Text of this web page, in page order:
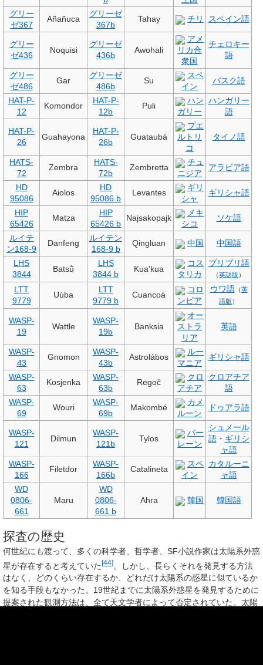
グリー
ゼ367
Añañuca
グリーゼ
367b
Tahay チリ スペイン語
グリー
ゼ436
Noquisi
グリーゼ
436b
Awohali
アメ
リカ合
衆国
チェロキー
語
グリー
ゼ486
Gar
グリーゼ
486b
Su
スペ
イン
バスク語
HAT-P-
12
Komondor
HAT-P-
12b
Puli
ハン
ガリー
ハンガリー
語
HAT-P-
26
Guahayona
HAT-P-
26b
Guataubá
プエ
ルトリ
コ
タイノ語
HATS-
72
Zembra
HATS-
72b
Zembretta
チュ
ニジア
アラビア語
HD
95086
Aiolos
HD
95086 b
Levantes
ギリ
シャ
ギリシャ語
HIP
65426
Matza
HIP
65426 b
Najsakopajk
メキ
シコ
ソケ語
ルイテ
ン168-9
Danfeng
ルイテン
168-9 b
Qingluan 中国 中国語
LHS
3844
Batsũ̀
LHS
3844 b
Kua'kua
コス
タリカ
ブリブリ語
（英語版 ）
LTT
9779
Uúba
LTT
9779 b
Cuancoá
コロ
ンビア
ウワ語（英
語版 ）
WASP-
19
Wattle
WASP-
19b
Banksia
オー
ストラ
リア
英語
WASP-
43
Gnomon
WASP-
43b
Astrolábos
ルー
マニア
ギリシャ語
WASP-
63
Kosjenka
WASP-
63b
Regoč
クロ
アチア
クロアチア
語
WASP-
69
Wouri
WASP-
69b
Makombé
カメ
ルーン
ドゥアラ語
WASP-
121
Dilmun
WASP-
121b
Tylos
バー
レーン
シュメール
語・ ギリシ
ャ語
WASP-
166
Filetdor
WASP-
166b
Catalineta
スペ
イン
カタルーニ
ャ語
WD
0806-
661
Maru
WD
0806-
661 b
Ahra 韓国 韓国語
探査の歴史
何世紀にも渡って、多くの科学者、哲学者、SF小説作家は太陽系外惑
星が存在すると考えていた[44]。しかし、長らくそれを発見する方法
はなく、どのくらい存在するか、どれだけ太陽系の惑星に似ているか
を知る手段もなかった。19世紀までに太陽系外惑星を発見するために
提案された観測方法は、全て天文学者によって否定されていた。太陽